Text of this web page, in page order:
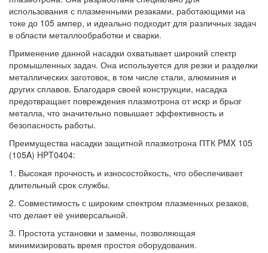
использования с плазменными резаками, работающими на
токе до 105 ампер, и идеально подходит для различных задач
в области металлообработки и сварки.
Применение данной насадки охватывает широкий спектр
промышленных задач. Она используется для резки и разделки
металлических заготовок, в том числе стали, алюминия и
других сплавов. Благодаря своей конструкции, насадка
предотвращает повреждения плазмотрона от искр и брызг
металла, что значительно повышает эффективность и
безопасность работы.
Преимущества насадки защитной плазмотрона ПТК PMX 105
(105A) HPT0404:
1. Высокая прочность и износостойкость, что обеспечивает
длительный срок службы.
2. Совместимость с широким спектром плазменных резаков,
что делает её универсальной.
3. Простота установки и замены, позволяющая
минимизировать время простоя оборудования.